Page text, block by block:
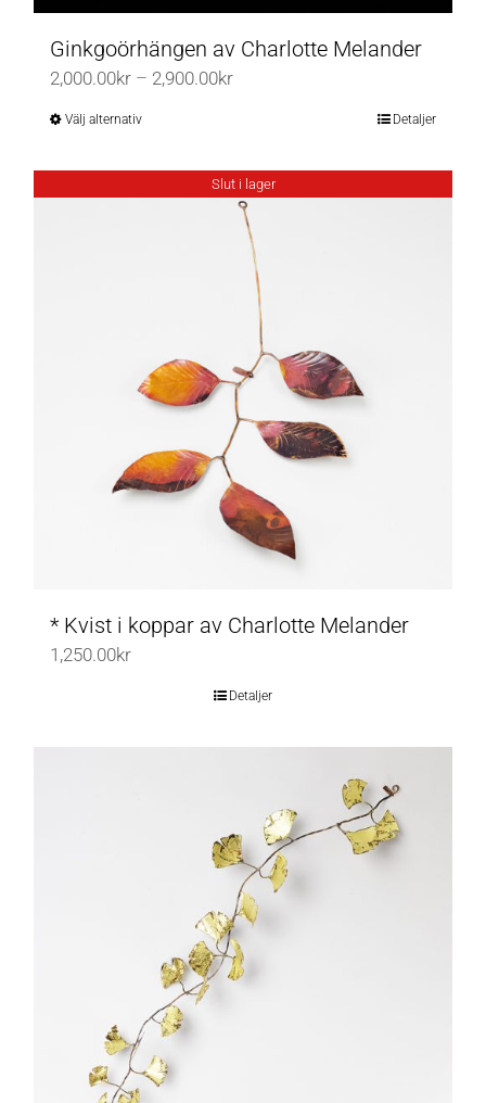
Ginkgoörhängen av Charlotte Melander
2,000.00kr – 2,900.00krPrisintervall:
2,900.00kr
Välj alternativDen
produkten
alternativen
kan
på
produktsidan
Detaljer
Slut i lager
* Kvist i koppar av Charlotte Melander
1,250.00kr
Detaljer